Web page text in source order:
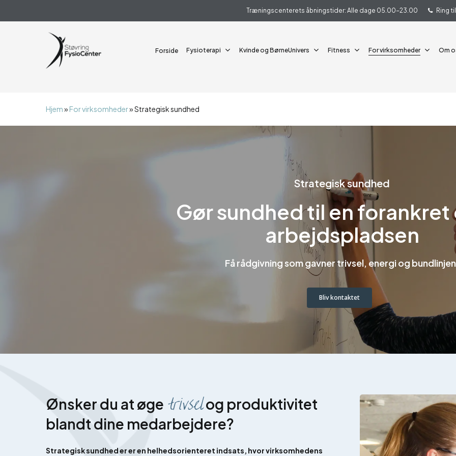
Træningscenterets åbningstider: Alle dage 05.00-23.00 Ring
Forside Fysioterapi Kvinde og BørneUnivers Fitness For virksomheder Om
Hjem» For virksomheder»Strategisk sundhed
Strategisk sundhed
Gør sundhed til en forankret
arbejdspladsen
Få rådgivning som gavner trivsel, energi og
Bliv kontaktet
Ønsker du at øge trivselog produktivitet
blandt dine medarbejdere?
Strategisk sundhed er er en helhedsorienteret indsats, hvor virksomhedens